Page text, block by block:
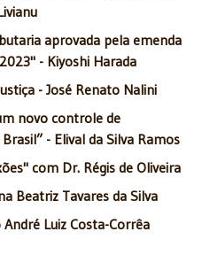
aprovada pela emenda
- Kiyoshi Harada
- José Renato Nalini
novo controle de
- Elival da Silva Ramos
com Dr. Régis de Oliveira
Beatriz Tavares da Silva
Luiz Costa-Corrêa